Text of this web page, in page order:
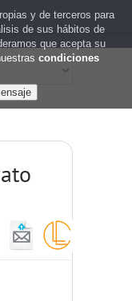
y de terceros para
de sus hábitos de
que acepta su
condiciones